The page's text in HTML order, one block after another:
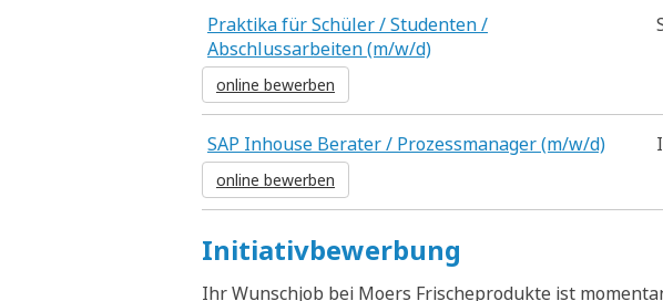
Praktika für Schüler / Studenten /
Abschlussarbeiten (m/w/d)
online bewerben
SAP Inhouse Berater / Prozessmanager (m/w/d)
online bewerben
Initiativbewerbung
Ihr Wunschjob bei Moers Frischeprodukte ist